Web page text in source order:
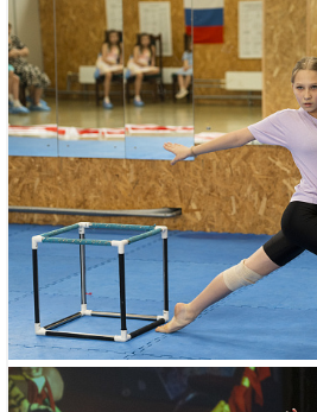
- Имеет
и
и
- Член
-